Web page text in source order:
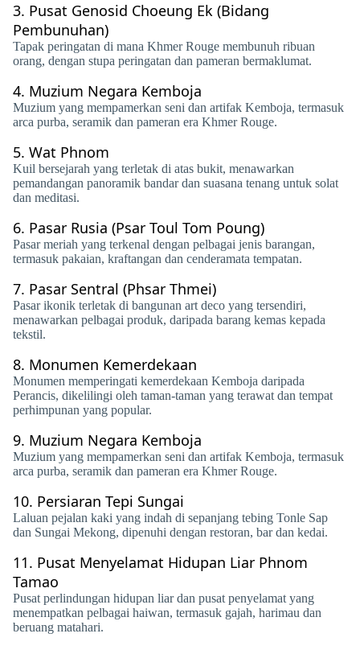
3. Pusat Genosid Choeung Ek (Bidang
Pembunuhan)
Tapak peringatan di mana Khmer Rouge membunuh ribuan
orang, dengan stupa peringatan dan pameran bermaklumat.
4. Muzium Negara Kemboja
Muzium yang mempamerkan seni dan artifak Kemboja, termasuk
arca purba, seramik dan pameran era Khmer Rouge.
5. Wat Phnom
Kuil bersejarah yang terletak di atas bukit, menawarkan
pemandangan panoramik bandar dan suasana tenang untuk solat
dan meditasi.
6. Pasar Rusia (Psar Toul Tom Poung)
Pasar meriah yang terkenal dengan pelbagai jenis barangan,
termasuk pakaian, kraftangan dan cenderamata tempatan.
7. Pasar Sentral (Phsar Thmei)
Pasar ikonik terletak di bangunan art deco yang tersendiri,
menawarkan pelbagai produk, daripada barang kemas kepada
tekstil.
8. Monumen Kemerdekaan
Monumen memperingati kemerdekaan Kemboja daripada
Perancis, dikelilingi oleh taman-taman yang terawat dan tempat
perhimpunan yang popular.
9. Muzium Negara Kemboja
Muzium yang mempamerkan seni dan artifak Kemboja, termasuk
arca purba, seramik dan pameran era Khmer Rouge.
10. Persiaran Tepi Sungai
Laluan pejalan kaki yang indah di sepanjang tebing Tonle Sap
dan Sungai Mekong, dipenuhi dengan restoran, bar dan kedai.
11. Pusat Menyelamat Hidupan Liar Phnom
Tamao
Pusat perlindungan hidupan liar dan pusat penyelamat yang
menempatkan pelbagai haiwan, termasuk gajah, harimau dan
beruang matahari.